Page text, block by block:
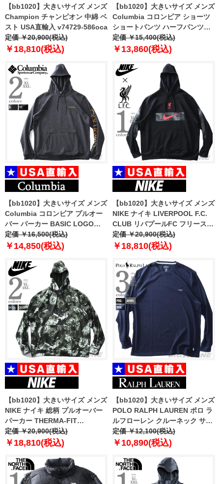
【bb1020】大きいサイズ メンズ
Champion チャンピオン 中綿 ベ
スト USA直輸入 v74729-586oca
定価 ￥20,900(税込)
￥18,810(税込)
【bb1020】大きいサイズ メンズ
Columbia コロンビア ショーツ
ショートパンツ ハーフパンツ
USA直輸入 2031161
定価 ￥15,400(税込)
￥13,860(税込)
【bb1020】大きいサイズ メンズ
Columbia コロンビア プルオー
バー パーカー BASIC LOGO
HOODIE USA直輸入 1681661
定価 ￥16,500(税込)
￥14,850(税込)
【bb1020】大きいサイズ メンズ
NIKE ナイキ LIVERPOOL F.C.
CLUB リバプールFC フリース
プルオーバー パーカー USA直輸
入 dn3119
定価 ￥20,900(税込)
￥18,810(税込)
【bb1020】大きいサイズ メンズ
NIKE ナイキ 総柄 プルオーバー
パーカー THERMA-FIT
PULLOVER FITNESS HOODIE
USA直輸入 dq4836
定価 ￥20,900(税込)
￥18,810(税込)
【bb1020】大きいサイズ メンズ
POLO RALPH LAUREN ポロ ラ
ルフローレン クルーネック サー
マル 長袖 Tシャツ USA直輸入
pwlc2f
定価 ￥12,100(税込)
￥10,890(税込)